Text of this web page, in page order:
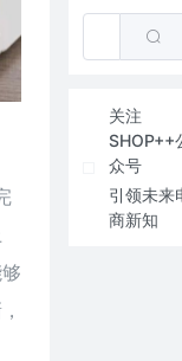
关注
SHOP++
众号
引领未来
商新知